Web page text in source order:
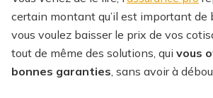
certain montant qu’il est important de
vous voulez baisser le prix de vos
tout de même des solutions, qui vous
bonnes garanties, sans avoir à